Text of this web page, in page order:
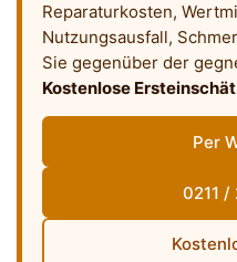
Reparaturkosten,
Nutzungsausfall,
Sie gegenüber der
Kostenlose
Per
0211